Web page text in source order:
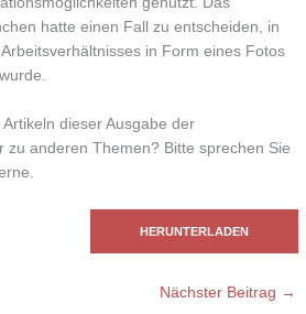
hatte einen Fall zu entscheiden, in
in Form eines Fotos
dieser Ausgabe der
zu anderen Themen? Bitte sprechen Sie
HERUNTERLADEN
Nächster Beitrag →